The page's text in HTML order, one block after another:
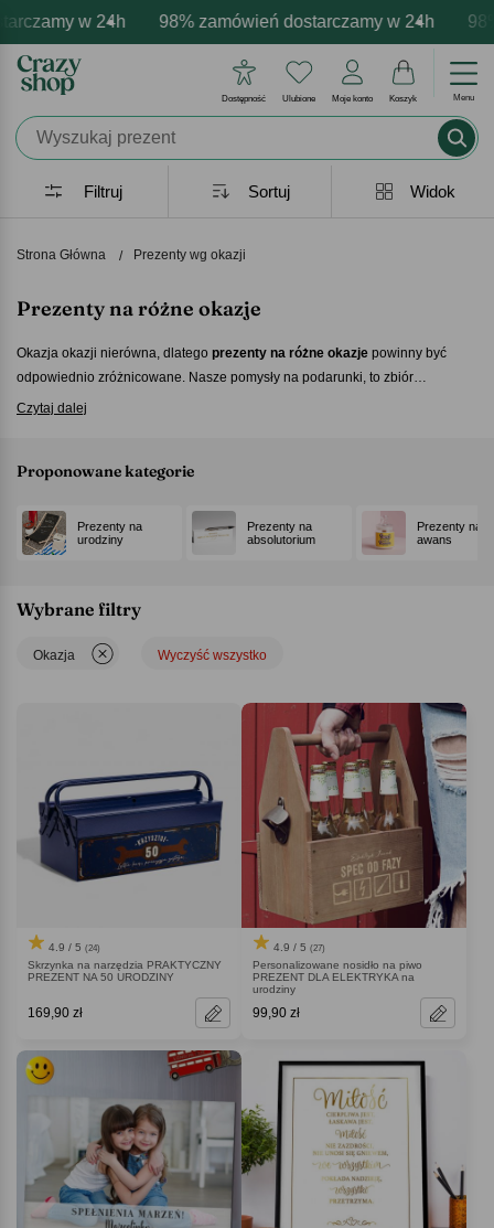
w 24h 98% zamówień dostarczamy w 24h 98%
produktów Profesjonalna i darmowa
- zawsze udane prezenty Prezentujemy pozytywne
Dostępność Ulubione Moje konto Koszyk Menu
Strona Główna Prezenty wg okazji
Prezenty na różne okazje
Okazja okazji nierówna, dlatego prezenty na różne okazje powinny być
odpowiednio zróżnicowane. Nasze pomysły na podarunki, to zbiór
najróżniejszych przedmiotów, odpowiednich zarówno dla młodszych, jak i
różne okazjezawsze będzie idealnym wyborem.
Czytaj dalej
Proponowane kategorie
Prezenty na
urodziny
Prezenty na
absolutorium
Prezenty na
awans
Filtruj Widok
Sortuj
Wybrane filtry
Okazja Wyczyść wszystko
4.9 / 5 (24)
Skrzynka na narzędzia PRAKTYCZNY
PREZENT NA 50 URODZINY
169,90 zł
4.9 / 5 (27)
Personalizowane nosidło na piwo
PREZENT DLA ELEKTRYKA na
urodziny
99,90 zł